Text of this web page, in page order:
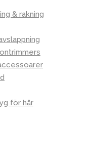
& rakning
för hår
i varukorgen
Inredning & Möbler